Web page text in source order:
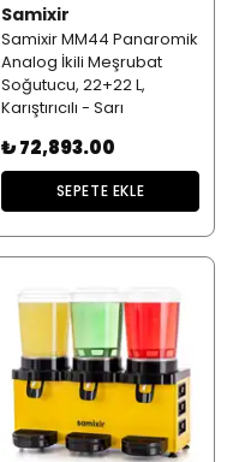
Samixir
Samixir MM44 Panaromik
Analog İkili Meşrubat
Soğutucu, 22+22 L,
Karıştırıcılı - Sarı
₺ 72,893.00
SEPETE EKLE